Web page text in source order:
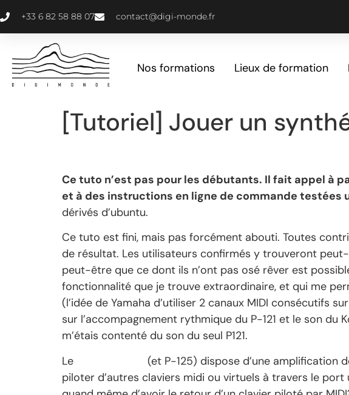
+33 6 82 58 88 07 contact@digi-monde.fr
Nos formations Lieux de formation
[Tutoriel] Jouer un
Ce tuto n’est pas pour les débutants. Il fait appel à
et à des instructions en ligne de commande testées
dérivés d’ubuntu.
Ce tuto est fini, mais pas forcément abouti. Toutes
de résultat. Les utilisateurs confirmés y trouveront
peut-être que ce dont ils n’ont pas osé rêver est
fonctionnalité que je trouve extraordinaire, et qui me
(l’idée de Yamaha d’utiliser 2 canaux MIDI consécutifs
sur l’accompagnement rythmique du P-121 et le son du
m’étais contenté du son du seul P121.
Le
(et P-125) dispose d’une amplification
piloter d’autres claviers midi ou virtuels à travers le